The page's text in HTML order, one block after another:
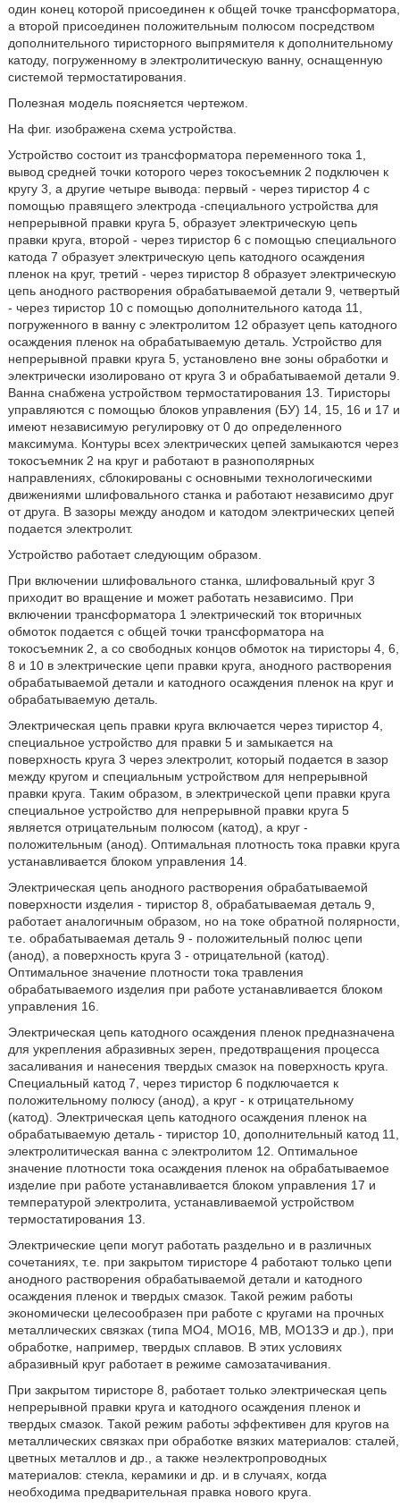
один конец которой присоединен к общей точке трансформатора,
а второй присоединен положительным полюсом посредством
дополнительного тиристорного выпрямителя к дополнительному
катоду, погруженному в электролитическую ванну, оснащенную
системой термостатирования.
Полезная модель поясняется чертежом.
На фиг. изображена схема устройства.
Устройство состоит из трансформатора переменного тока 1,
вывод средней точки которого через токосъемник 2 подключен к
кругу 3, а другие четыре вывода: первый - через тиристор 4 с
помощью правящего электрода -специального устройства для
непрерывной правки круга 5, образует электрическую цепь
правки круга, второй - через тиристор 6 с помощью специального
катода 7 образует электрическую цепь катодного осаждения
пленок на круг, третий - через тиристор 8 образует электрическую
цепь анодного растворения обрабатываемой детали 9, четвертый
- через тиристор 10 с помощью дополнительного катода 11,
погруженного в ванну с электролитом 12 образует цепь катодного
осаждения пленок на обрабатываемую деталь. Устройство для
непрерывной правки круга 5, установлено вне зоны обработки и
электрически изолировано от круга 3 и обрабатываемой детали 9.
Ванна снабжена устройством термостатирования 13. Тиристоры
управляются с помощью блоков управления (БУ) 14, 15, 16 и 17 и
имеют независимую регулировку от 0 до определенного
максимума. Контуры всех электрических цепей замыкаются через
токосъемник 2 на круг и работают в разнополярных
направлениях, сблокированы с основными технологическими
движениями шлифовального станка и работают независимо друг
от друга. В зазоры между анодом и катодом электрических цепей
подается электролит.
Устройство работает следующим образом.
При включении шлифовального станка, шлифовальный круг 3
приходит во вращение и может работать независимо. При
включении трансформатора 1 электрический ток вторичных
обмоток подается с общей точки трансформатора на
токосъемник 2, а со свободных концов обмоток на тиристоры 4, 6,
8 и 10 в электрические цепи правки круга, анодного растворения
обрабатываемой детали и катодного осаждения пленок на круг и
обрабатываемую деталь.
Электрическая цепь правки круга включается через тиристор 4,
специальное устройство для правки 5 и замыкается на
поверхность круга 3 через электролит, который подается в зазор
между кругом и специальным устройством для непрерывной
правки круга. Таким образом, в электрической цепи правки круга
специальное устройство для непрерывной правки круга 5
является отрицательным полюсом (катод), а круг -
положительным (анод). Оптимальная плотность тока правки круга
устанавливается блоком управления 14.
Электрическая цепь анодного растворения обрабатываемой
поверхности изделия - тиристор 8, обрабатываемая деталь 9,
работает аналогичным образом, но на токе обратной полярности,
т.е. обрабатываемая деталь 9 - положительный полюс цепи
(анод), а поверхность круга 3 - отрицательной (катод).
Оптимальное значение плотности тока травления
обрабатываемого изделия при работе устанавливается блоком
управления 16.
Электрическая цепь катодного осаждения пленок предназначена
для укрепления абразивных зерен, предотвращения процесса
засаливания и нанесения твердых смазок на поверхность круга.
Специальный катод 7, через тиристор 6 подключается к
положительному полюсу (анод), а круг - к отрицательному
(катод). Электрическая цепь катодного осаждения пленок на
обрабатываемую деталь - тиристор 10, дополнительный катод 11,
электролитическая ванна с электролитом 12. Оптимальное
значение плотности тока осаждения пленок на обрабатываемое
изделие при работе устанавливается блоком управления 17 и
температурой электролита, устанавливаемой устройством
термостатирования 13.
Электрические цепи могут работать раздельно и в различных
сочетаниях, т.е. при закрытом тиристоре 4 работают только цепи
анодного растворения обрабатываемой детали и катодного
осаждения пленок и твердых смазок. Такой режим работы
экономически целесообразен при работе с кругами на прочных
металлических связках (типа МO4, МО16, MB, МO13Э и др.), при
обработке, например, твердых сплавов. В этих условиях
абразивный круг работает в режиме самозатачивания.
При закрытом тиристоре 8, работает только электрическая цепь
непрерывной правки круга и катодного осаждения пленок и
твердых смазок. Такой режим работы эффективен для кругов на
металлических связках при обработке вязких материалов: сталей,
цветных металлов и др., а также неэлектропроводных
материалов: стекла, керамики и др. и в случаях, когда
необходима предварительная правка нового круга.